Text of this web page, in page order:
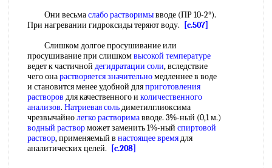
Они весьмаслабо растворимывводе (ПР 10-2°).
При нагревании гидроксиды теряют воду.
[c.507]
Слишком долгое просушивание или
просушивание при слишкомвысокой температуре
ведет к частичной дегидратации соли, вследствие
чего онарастворяется значительномедленнее в воде
и становится менее удобной дляприготовления
растворов для качественного и количественного
анализов. Натриевая сольдиметилглиоксима
чрезвычайнолегко растворимавводе. 3%-ный (0,1 м.)
водный растворможет заменить 1%-ный спиртовой
раствор, применяемый в настоящее времядля
аналитических целей.
[c.208]